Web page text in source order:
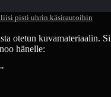
pisti uhrin käsirautoihin
otetun kuvamateriaalin.
hänelle: